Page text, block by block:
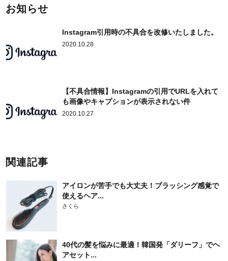
お知らせ
Instagram引用時の不具合を改修いたしました。
2020.10.28
【不具合情報】Instagramの引用でURLを入れて
も画像やキャプションが表示されない件
2020.10.27
関連記事
アイロンが苦手でも大丈夫！ブラッシング感覚で
使えるヘア...
さくら
40代の髪を悩みに最適！韓国発「ダリーフ」でヘ
アセット...